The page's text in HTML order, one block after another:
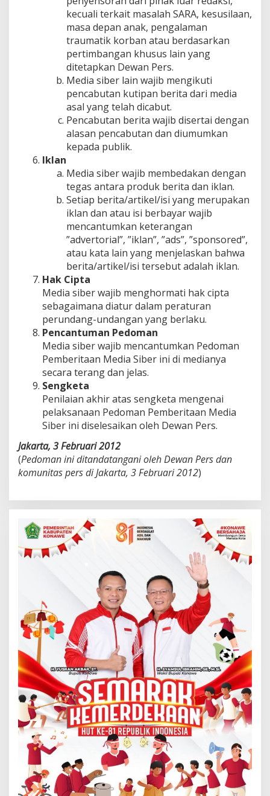
kecuali terkait masalah SARA, kesusilaan,
masa depan anak, pengalaman
traumatik korban atau berdasarkan
pertimbangan khusus lain yang
ditetapkan Dewan Pers.
Media siber lain wajib mengikuti
pencabutan kutipan berita dari media
asal yang telah dicabut.
Pencabutan berita wajib disertai dengan
alasan pencabutan dan diumumkan
kepada publik.
Iklan
Media siber wajib membedakan dengan
tegas antara produk berita dan iklan.
Setiap berita/artikel/isi yang merupakan
iklan dan atau isi berbayar wajib
mencantumkan keterangan
”advertorial”, ”iklan”, ”ads”, ”sponsored”,
atau kata lain yang menjelaskan bahwa
berita/artikel/isi tersebut adalah iklan.
Hak Cipta
Media siber wajib menghormati hak cipta
sebagaimana diatur dalam peraturan
perundang-undangan yang berlaku.
Pencantuman Pedoman
Media siber wajib mencantumkan Pedoman
Pemberitaan Media Siber ini di medianya
secara terang dan jelas.
Sengketa
Penilaian akhir atas sengketa mengenai
pelaksanaan Pedoman Pemberitaan Media
Siber ini diselesaikan oleh Dewan Pers.
Jakarta, 3 Februari 2012
(Pedoman ini ditandatangani oleh Dewan Pers dan
komunitas pers di Jakarta, 3 Februari 2012)